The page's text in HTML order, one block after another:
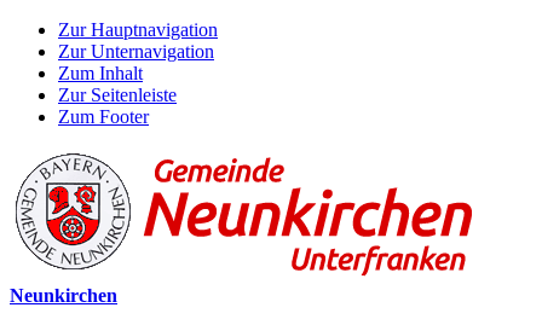
Zur Hauptnavigation
Zur Unternavigation
Zum Inhalt
Zur Seitenleiste
Zum Footer
Neunkirchen